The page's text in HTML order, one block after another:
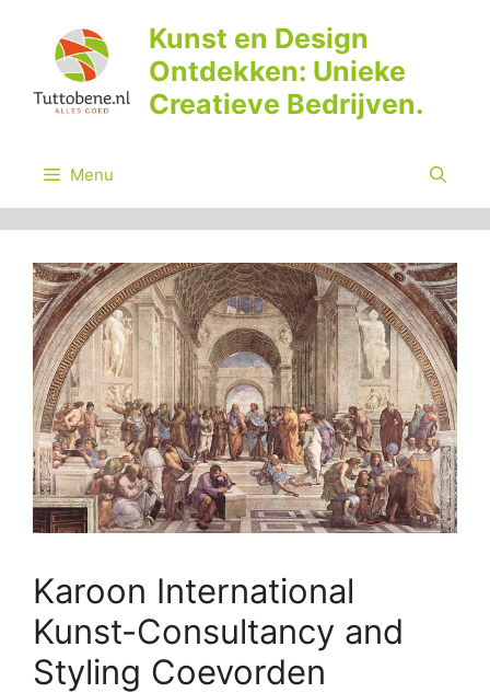
inhoud
Kunst en Design
Ontdekken: Unieke
Creatieve Bedrijven.
Menu
Karoon International
Kunst-Consultancy and
Styling Coevorden